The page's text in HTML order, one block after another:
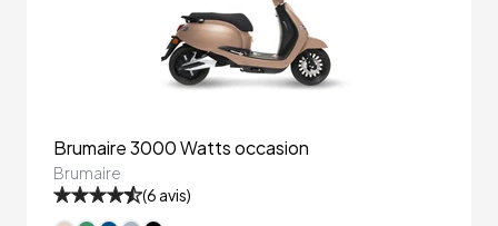
Brumaire 3000 Watts occasion
Brumaire
(6 avis)